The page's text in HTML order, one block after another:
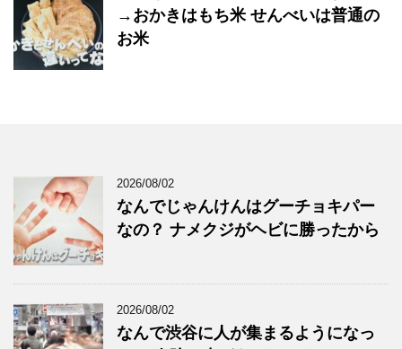
→おかきはもち米 せんべいは普通の
お米
2026/08/02
なんでじゃんけんはグーチョキパー
なの？ ナメクジがヘビに勝ったから
2026/08/02
なんで渋谷に人が集まるようになっ